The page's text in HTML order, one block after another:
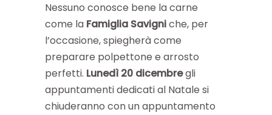
Nessuno conosce bene la carne
come la Famiglia Savigniche, per
l’occasione, spiegherà come
preparare polpettone e arrosto
perfetti. Lunedì 20 dicembregli
appuntamenti dedicati al Natale si
chiuderanno con un appuntamento